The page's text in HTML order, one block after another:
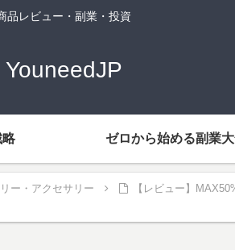
品レビュー・副業・投資
YouneedJP
略 ゼロから始める副業
ー・アクセサリー
【レビュー】